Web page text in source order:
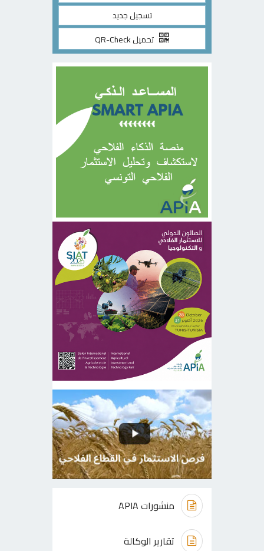
تسجيل جديد
تحميل QR-Check
منشورات APIA
تقارير الوكالة